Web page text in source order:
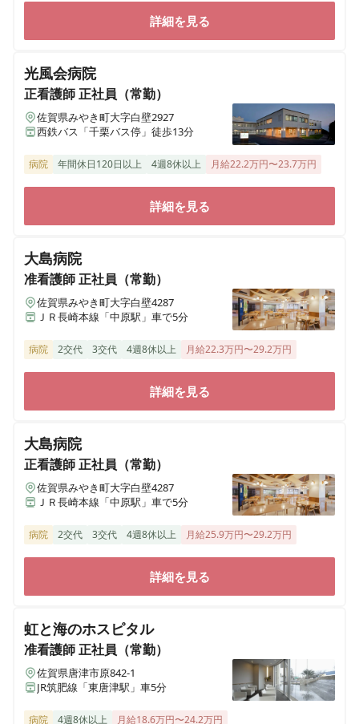
詳細を見る
光風会病院
正看護師正社員（常勤）
佐賀県みやき町大字白壁2927
西鉄バス「千栗バス停」徒歩13分
病院 年間休日120日以上 4週8休以上 月給22.2万円〜23.7万円
詳細を見る
大島病院
准看護師正社員（常勤）
佐賀県みやき町大字白壁4287
ＪＲ長崎本線「中原駅」車で5分
病院 2交代 3交代 4週8休以上 月給22.3万円〜29.2万円
詳細を見る
大島病院
正看護師正社員（常勤）
佐賀県みやき町大字白壁4287
ＪＲ長崎本線「中原駅」車で5分
病院 2交代 3交代 4週8休以上 月給25.9万円〜29.2万円
詳細を見る
虹と海のホスピタル
准看護師正社員（常勤）
佐賀県唐津市原842-1
JR筑肥線「東唐津駅」車5分
病院 4週8休以上 月給18.6万円〜24.2万円